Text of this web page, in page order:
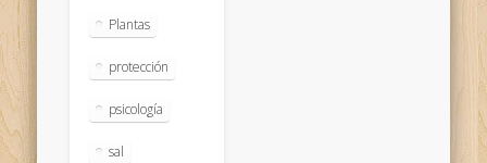
Plantas
protección
psicología
sal